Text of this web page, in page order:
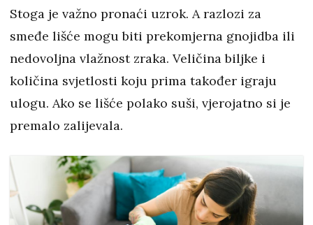
Stoga je važno pronaći uzrok. A razlozi za
smeđe lišće mogu biti prekomjerna gnojidba ili
nedovoljna vlažnost zraka. Veličina biljke i
količina svjetlosti koju prima također igraju
ulogu. Ako se lišće polako suši, vjerojatno si je
premalo zalijevala.